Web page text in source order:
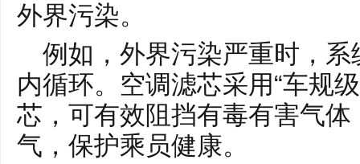
外界污染。
例如，外界污染严重时，
内循环。空调滤芯采用“车规
芯，可有效阻挡有毒有害气
气，保护乘员健康。